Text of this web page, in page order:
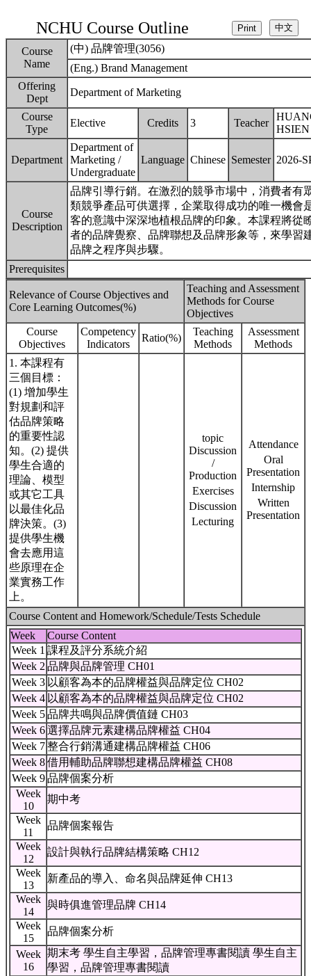
NCHU Course Outline
Course
Name
(中) 品牌管理(3056)
(Eng.) Brand Management
Offering
Dept
Department of Marketing
Course
Type
Elective Credits 3 Teacher
HSIEN
Department
Department of
Marketing /
Undergraduate
Language Chinese Semester 2026-
Course
Description
品牌引導行銷。在激烈的競爭市場中，消費者有
類競爭產品可供選擇，企業取得成功的唯一機會
客的意識中深深地植根品牌的印象。本課程將從
者的品牌覺察、品牌聯想及品牌形象等，來學習
品牌之程序與步驟。
Prerequisites
Relevance of Course Objectives and
Core Learning Outcomes(%)
Teaching and Assessment
Methods for Course
Objectives
Course
Objectives
Competency
Indicators
Ratio(%)
Teaching
Methods
Assessment
Methods
1. 本課程有
三個目標：
(1) 增加學生
對規劃和評
估品牌策略
的重要性認
知。(2) 提供
學生合適的
理論、模型
或其它工具
以最佳化品
牌決策。(3)
提供學生機
會去應用這
些原理在企
業實務工作
上。
topic
Discussion
/
Production
Exercises
Discussion
Lecturing
Attendance
Oral
Presentation
Internship
Written
Presentation
Course Content and Homework/Schedule/Tests Schedule
Week
Course Content
Week 1 課程及評分系統介紹
Week 2 品牌與品牌管理 CH01
Week 3 以顧客為本的品牌權益與品牌定位 CH02
Week 4 以顧客為本的品牌權益與品牌定位 CH02
Week 5 品牌共鳴與品牌價值鏈 CH03
Week 6 選擇品牌元素建構品牌權益 CH04
Week 7 整合行銷溝通建構品牌權益 CH06
Week 8 借用輔助品牌聯想建構品牌權益 CH08
Week 9 品牌個案分析
Week
10
期中考
Week
11
品牌個案報告
Week
12
設計與執行品牌結構策略 CH12
Week
13
新產品的導入、命名與品牌延伸 CH13
Week
14
與時俱進管理品牌 CH14
Week
15
品牌個案分析
Week
16
期末考 學生自主學習，品牌管理專書閱讀 學生自主
學習，品牌管理專書閱讀